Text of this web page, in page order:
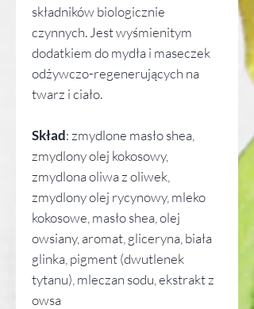
składników biologicznie
czynnych. Jest wyśmienitym
dodatkiem do mydła i maseczek
odżywczo-regenerujących na
twarz i ciało.
Skład: zmydlone masło shea,
zmydlony olej kokosowy,
zmydlona oliwa z oliwek,
zmydlony olej rycynowy, mleko
kokosowe, masło shea, olej
owsiany, aromat, gliceryna, biała
glinka, pigment (dwutlenek
tytanu), mleczan sodu, ekstrakt z
owsa